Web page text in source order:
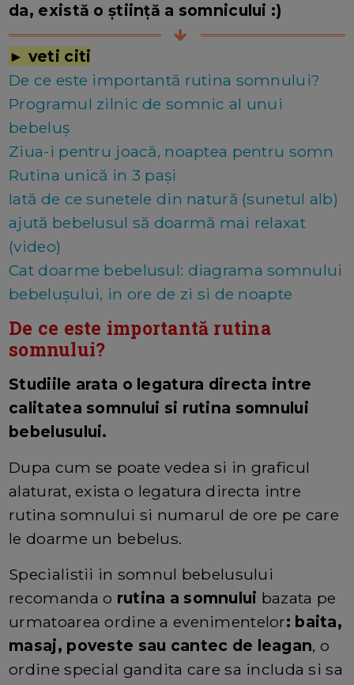
da, există o știință a somnicului :)
► veti citi
De ce este importantă rutina somnului?
Programul zilnic de somnic al unui
bebeluș
Ziua-i pentru joacă, noaptea pentru somn
Rutina unică in 3 pași
Iată de ce sunetele din natură (sunetul alb)
ajută bebelusul să doarmă mai relaxat
(video)
Cat doarme bebelusul: diagrama somnului
bebelușului, in ore de zi si de noapte
De ce este importantă rutina
somnului?
Studiile arata o legatura directa intre
calitatea somnului si rutina somnului
bebelusului.
Dupa cum se poate vedea si in graficul
alaturat, exista o legatura directa intre
rutina somnului si numarul de ore pe care
le doarme un bebelus.
Specialistii in somnul bebelusului
recomanda o rutina a somnului bazata pe
urmatoarea ordine a evenimentelor: baita,
masaj, poveste sau cantec de leagan, o
ordine special gandita care sa includa si sa